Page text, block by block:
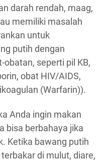
darah rendah, maag,
memiliki masalah
untuk
putih dengan
seperti pil KB,
obat HIV/AIDS,
(Warfarin)).
Anda ingin makan
bisa berbahaya jika
Ketika bawang putih
di mulut, diare,